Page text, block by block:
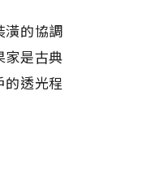
潢的協調
家是古典
透光程